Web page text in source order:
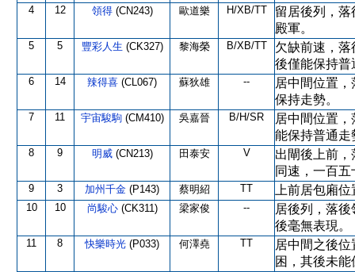
4 12 領得 (CN243) 歐道樂 H/XB/TT
留居後列，
殿軍。
5 5 豐彩人生 (CK327) 黎海榮 B/XB/TT
欠缺前速，
後僅能保持普
6 14 辣得喜 (CL067) 蘇狄雄 --
居中間位置
保持走勢。
7 11 宇宙駿駒 (CM410) 吳嘉晉 B/H/SR
居中間位置
能保持普通走
8 9 明威 (CN213) 田泰安 V
出閘後上前
同速，一百
9 3 加州千金 (P143) 蔡明紹 TT 上前居包廂
10 10 尚駿心 (CK311) 梁家俊 --
居後列，落
後毫無表現。
11 8 快樂時光 (P033) 何澤堯 TT
居中間之後
困，其後未